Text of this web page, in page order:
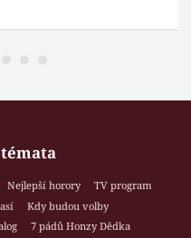
Nejlepší horory
TV program
Kdy budou volby
7 pádů Honzy Dědka